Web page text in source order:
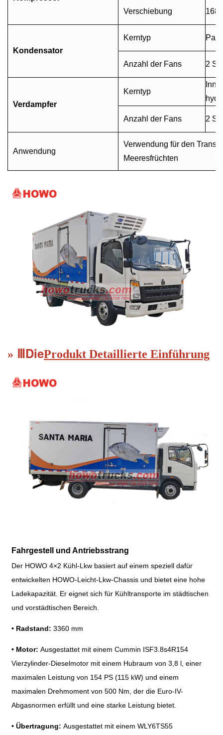
Verschiebung
168
Kondensator
Kerntyp
Anzahl der Fans 2
Verdampfer
Kerntyp
Anzahl der Fans 2
Anwendung
Verwendung für den
Meeresfrüchten
» DieProdukt Detaillierte Einführung
Fahrgestell und Antriebsstrang
Der HOWO 4×2 Kühl-Lkw basiert auf einem speziell dafür
entwickelten HOWO-Leicht-Lkw-Chassis und bietet eine hohe
Ladekapazität. Er eignet sich für Kühltransporte im städtischen
und vorstädtischen Bereich.
• Radstand:3360 mm
• Motor:Ausgestattet mit einem Cummin ISF3.8s4R154
Vierzylinder-Dieselmotor mit einem Hubraum von 3,8 l, einer
maximalen Leistung von 154 PS (115 kW) und einem
maximalen Drehmoment von 500 Nm, der die Euro-IV-
Abgasnormen erfüllt und eine starke Leistung bietet.
• Übertragung:Ausgestattet mit einem WLY6TS55